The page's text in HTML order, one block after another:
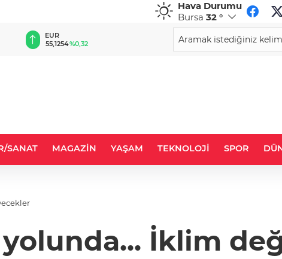
Hava Durumu
Bursa 32 °
GBP
64,3468%0,38
CHF
59,0083%0,82
SANAT MAGAZİN YAŞAM TEKNOLOJİ SPOR
İklim